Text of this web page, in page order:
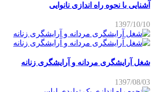
آشنایی با نحوه راه اندازی نانوایی
1397/10/10
شغل آرایشگری مردانه و آرایشگری زنانه
1397/08/03